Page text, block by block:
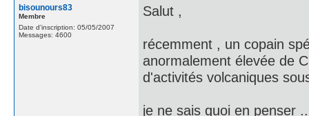
bisounours83
Membre
Date d'inscription: 05/05/2007
Messages: 4600
Salut ,
récemment , un copain
anormalement élevée de
d'activités volcaniques
je ne sais quoi en penser